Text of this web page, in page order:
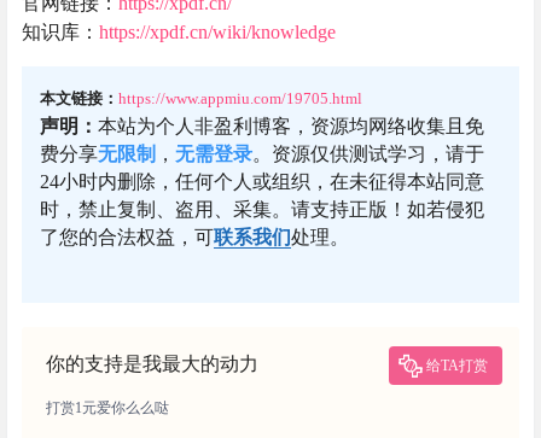
知识库： https://xpdf.cn/wiki/knowledge
本文链接： https://www.appmiu.com/19705.html
声明： 本站为个人非盈利博客，资源均网络收集且免
费分享无限制 ， 无需登录。资源仅供测试学习，请于
24小时内删除，任何个人或组织，在未征得本站同意
时，禁止复制、盗用、采集。请支持正版！如若侵犯
了您的合法权益，可联系我们处理。
你的支持是我最大的动力 给TA打赏
打赏1元爱你么么哒